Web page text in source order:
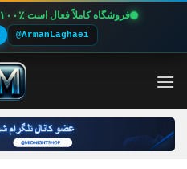
فروشگاه کاملاً فعال است ۱۰۰٪
@ArmanLaghaei